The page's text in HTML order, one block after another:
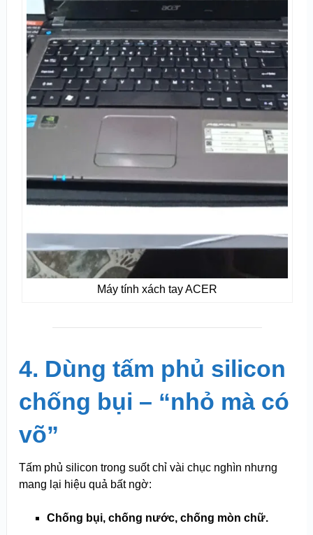
Máy tính xách tay ACER
4. Dùng tấm phủ silicon
chống bụi – “nhỏ mà có
võ”
Tấm phủ silicon trong suốt chỉ vài chục nghìn nhưng
mang lại hiệu quả bất ngờ:
Chống bụi, chống nước, chống mòn chữ.